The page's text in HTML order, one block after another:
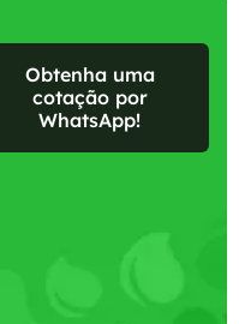
Obtenha uma
cotação por
WhatsApp!